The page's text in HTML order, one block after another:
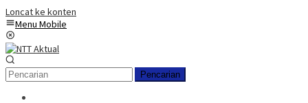
Loncat ke konten
Menu Mobile
Pencarian